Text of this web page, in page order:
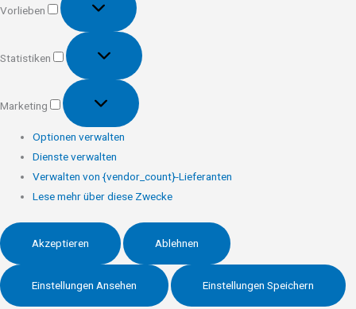
Vorlieben
Statistiken
Statistiken
Marketing
Marketing
Optionen verwalten
Dienste verwalten
Verwalten von {vendor_count}-Lieferanten
Lese mehr über diese Zwecke
Akzeptieren Ablehnen
Einstellungen Ansehen Einstellungen Speichern